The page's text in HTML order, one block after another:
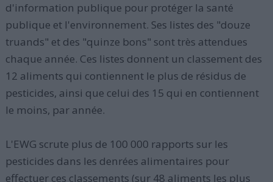
d'information publique pour protéger la santé
publique et l'environnement. Ses listes des "douze
truands" et des "quinze bons" sont très attendues
chaque année. Ces listes donnent un classement des
12 aliments qui contiennent le plus de résidus de
pesticides, ainsi que celui des 15 qui en contiennent
le moins, par année.
L'EWG scrute plus de 100 000 rapports sur les
pesticides dans les denrées alimentaires pour
effectuer ces classements (sur 48 aliments les plus